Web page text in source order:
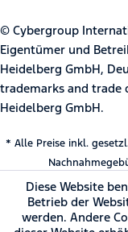
© Cybergroup
Eigentümer und
Heidelberg GmbH,
trademarks and trade
Heidelberg GmbH.
* Alle Preise inkl.
Diese Website
Betrieb der
werden. Andere